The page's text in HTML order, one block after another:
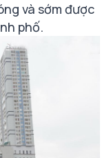
và sớm được
phố.